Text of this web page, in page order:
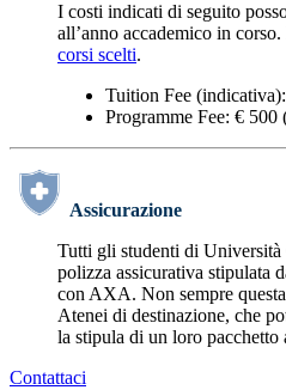
I costi indicati di seguito
all’anno accademico in
corsi scelti.
Tuition Fee
Programme Fee: €
Assicurazione
Tutti gli studenti di Università
polizza assicurativa stipulata
con AXA. Non sempre
Atenei di destinazione, che
la stipula di un loro pacchetto
Contattaci